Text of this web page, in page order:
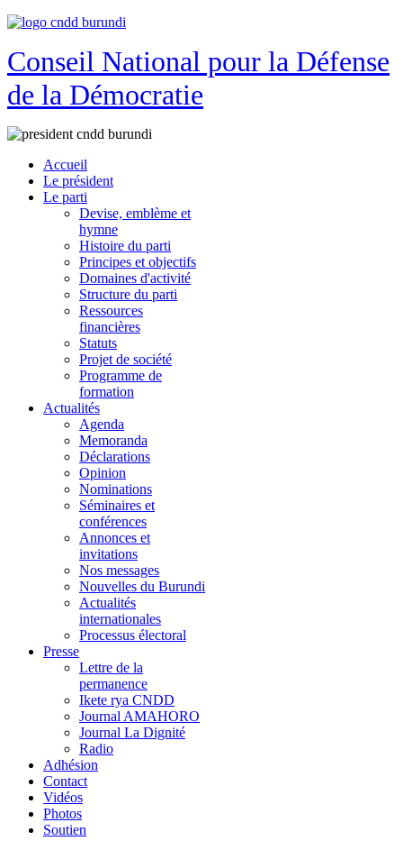
Conseil National pour la Défense
de la Démocratie
Accueil
Le président
Le parti
Devise, emblème et
hymne
Histoire du parti
Principes et objectifs
Domaines d'activité
Structure du parti
Ressources
financières
Statuts
Projet de société
Programme de
formation
Actualités
Agenda
Memoranda
Déclarations
Opinion
Nominations
Séminaires et
conférences
Annonces et
invitations
Nos messages
Nouvelles du Burundi
Actualités
internationales
Processus électoral
Presse
Lettre de la
permanence
Ikete rya CNDD
Journal AMAHORO
Journal La Dignité
Radio
Adhésion
Contact
Vidéos
Photos
Soutien